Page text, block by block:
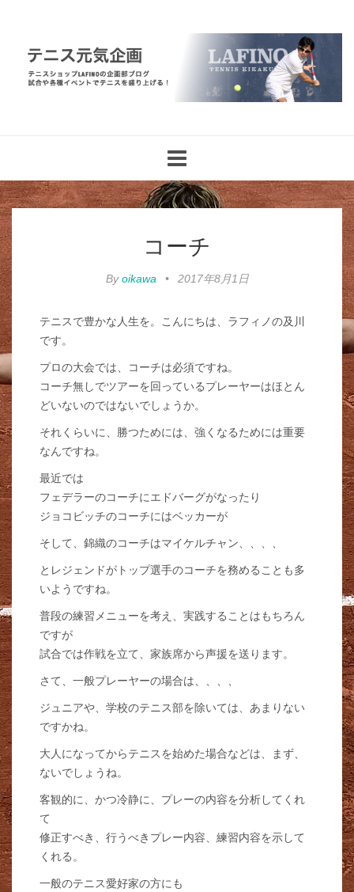
navigation
コーチ
Byoikawa • 2017年8月1日
テニスで豊かな人生を。こんにちは、ラフィノの及川
です。
プロの大会では、コーチは必須ですね。
コーチ無しでツアーを回っているプレーヤーはほとん
どいないのではないでしょうか。
それくらいに、勝つためには、強くなるためには重要
なんですね。
最近では
フェデラーのコーチにエドバーグがなったり
ジョコビッチのコーチにはベッカーが
そして、錦織のコーチはマイケルチャン、、、、
とレジェンドがトップ選手のコーチを務めることも多
いようですね。
普段の練習メニューを考え、実践することはもちろん
ですが
試合では作戦を立て、家族席から声援を送ります。
さて、一般プレーヤーの場合は、、、、
ジュニアや、学校のテニス部を除いては、あまりない
ですかね。
大人になってからテニスを始めた場合などは、まず、
ないでしょうね。
客観的に、かつ冷静に、プレーの内容を分析してくれ
て
修正すべき、行うべきプレー内容、練習内容を示して
くれる。
一般のテニス愛好家の方にも